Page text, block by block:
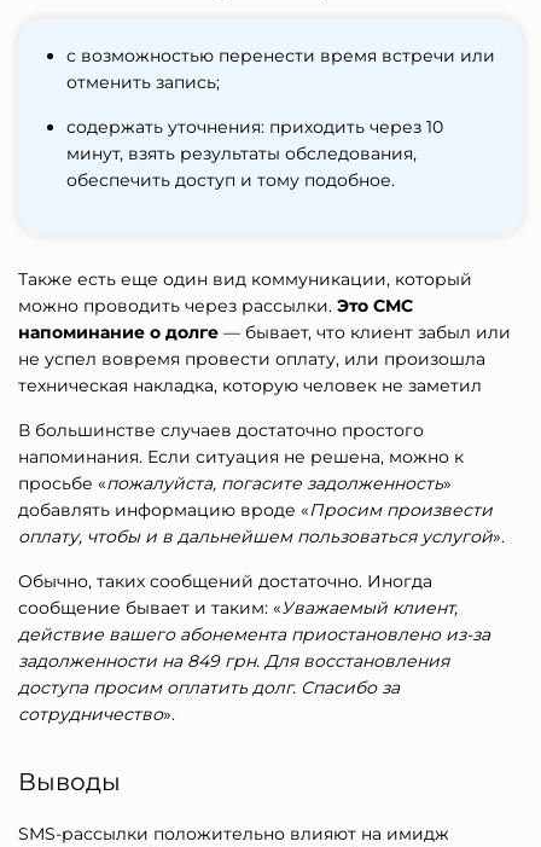
с возможностью перенести время встречи или
отменить запись;
содержать уточнения: приходить через 10
минут, взять результаты обследования,
обеспечить доступ и тому подобное.
Также есть еще один вид коммуникации, который
можно проводить через рассылки. Это СМС
напоминание о долге — бывает, что клиент забыл или
не успел вовремя провести оплату, или произошла
техническая накладка, которую человек не заметил
В большинстве случаев достаточно простого
напоминания. Если ситуация не решена, можно к
просьбе «пожалуйста, погасите задолженность»
добавлять информацию вроде «Просим произвести
оплату, чтобы и в дальнейшем пользоваться услугой».
Обычно, таких сообщений достаточно. Иногда
сообщение бывает и таким: «Уважаемый клиент,
действие вашего абонемента приостановлено из-за
задолженности на 849 грн. Для восстановления
доступа просим оплатить долг. Спасибо за
сотрудничество».
Выводы
SMS-рассылки положительно влияют на имидж